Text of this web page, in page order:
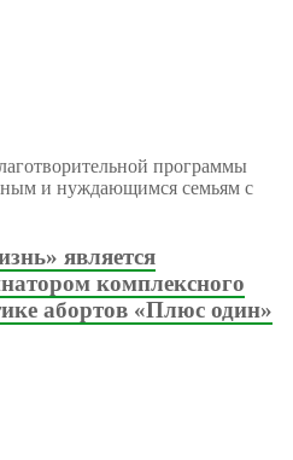
программы
и нуждающимся семьям с
является
комплексного
абортов «Плюс один»